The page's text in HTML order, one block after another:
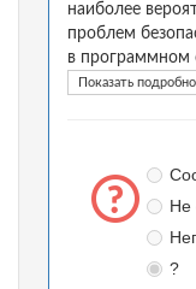
наиболее
проблем
в программном
Показать
Не
?